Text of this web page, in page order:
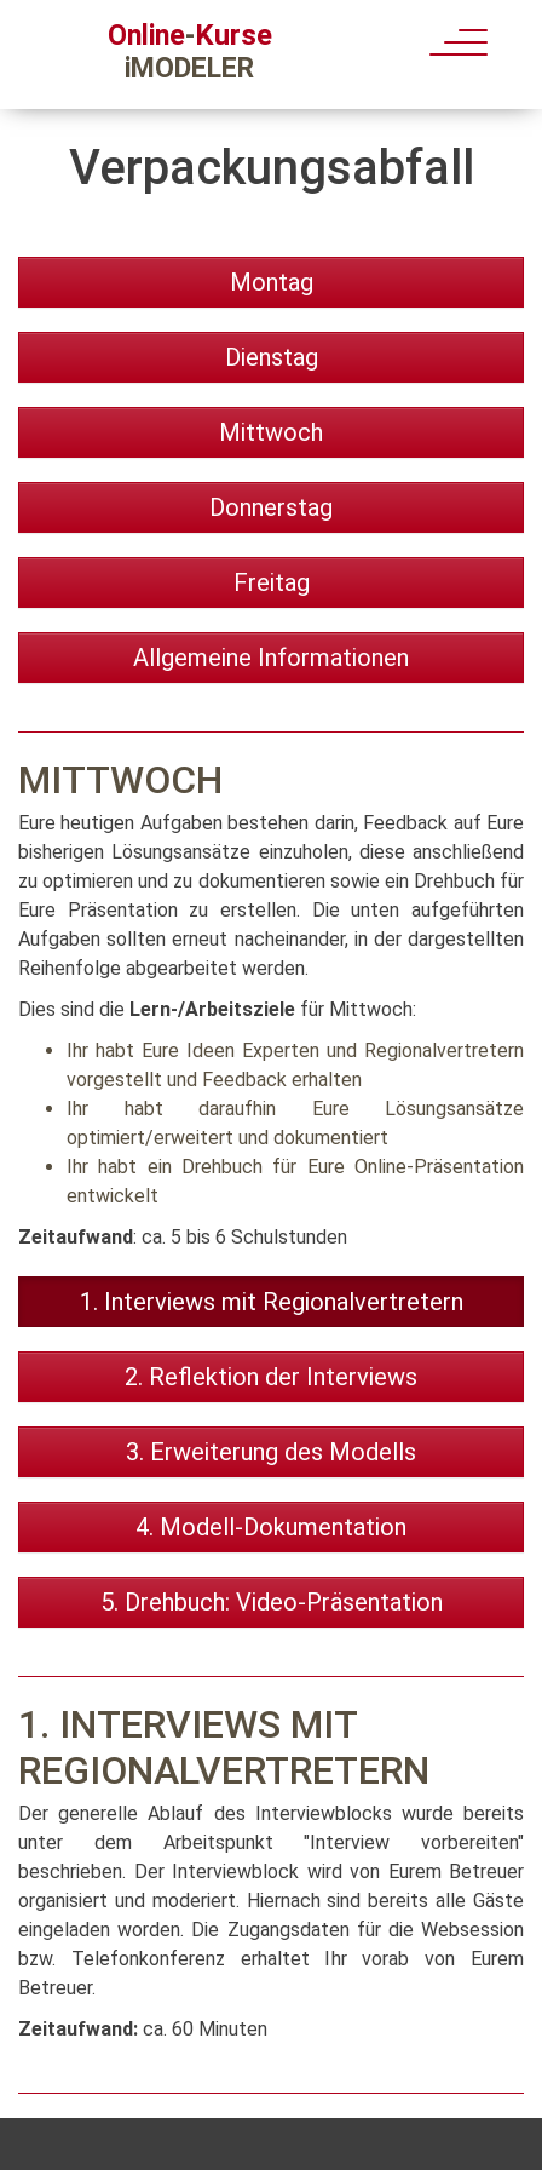
Online-Kurse
iMODELER
Verpackungsabfall
Montag
Dienstag
Mittwoch
Donnerstag
Freitag
Allgemeine Informationen
MITTWOCH
Eure heutigen Aufgaben bestehen darin, Feedback auf Eure
bisherigen Lösungsansätze einzuholen, diese anschließend
zu optimieren und zu dokumentieren sowie ein Drehbuch für
Eure Präsentation zu erstellen. Die unten aufgeführten
Aufgaben sollten erneut nacheinander, in der dargestellten
Reihenfolge abgearbeitet werden.
Dies sind die Lern-/Arbeitsziele für Mittwoch:
Ihr habt Eure Ideen Experten und Regionalvertretern
vorgestellt und Feedback erhalten
Ihr habt daraufhin Eure Lösungsansätze
optimiert/erweitert und dokumentiert
Ihr habt ein Drehbuch für Eure Online-Präsentation
entwickelt
Zeitaufwand: ca. 5 bis 6 Schulstunden
1. Interviews mit Regionalvertretern
2. Reflektion der Interviews
3. Erweiterung des Modells
4. Modell-Dokumentation
5. Drehbuch: Video-Präsentation
1. INTERVIEWS MIT
REGIONALVERTRETERN
Der generelle Ablauf des Interviewblocks wurde bereits
unter dem Arbeitspunkt "Interview vorbereiten"
beschrieben. Der Interviewblock wird von Eurem Betreuer
organisiert und moderiert. Hiernach sind bereits alle Gäste
eingeladen worden. Die Zugangsdaten für die Websession
bzw. Telefonkonferenz erhaltet Ihr vorab von Eurem
Betreuer.
Zeitaufwand: ca. 60 Minuten